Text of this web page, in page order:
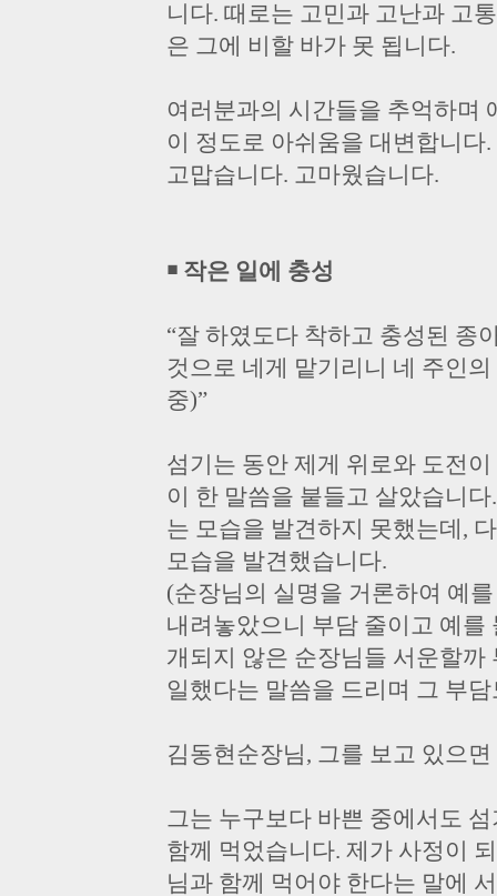
니다. 때로는 고민과 고난과 고
은 그에 비할 바가 못 됩니다.
여러분과의 시간들을 추억하며
이 정도로 아쉬움을 대변합니다.
고맙습니다. 고마웠습니다.
￭ 작은 일에 충성
“잘 하였도다 착하고 충성된 종
것으로 네게 맡기리니 네 주인
중)”
섬기는 동안 제게 위로와 도전
이 한 말씀을 붙들고 살았습니
는 모습을 발견하지 못했는데,
모습을 발견했습니다.
(순장님의 실명을 거론하여 예
내려놓았으니 부담 줄이고 예를
개되지 않은 순장님들 서운할
일했다는 말씀을 드리며 그 부
김동현순장님, 그를 보고 있으
그는 누구보다 바쁜 중에서도
함께 먹었습니다. 제가 사정이
님과 함께 먹어야 한다는 말에